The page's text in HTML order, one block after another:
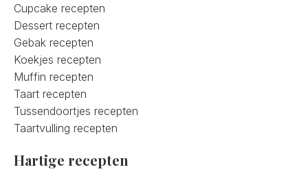
Cupcake recepten
Dessert recepten
Gebak recepten
Koekjes recepten
Muffin recepten
Taart recepten
Tussendoortjes recepten
Taartvulling recepten
Hartige recepten